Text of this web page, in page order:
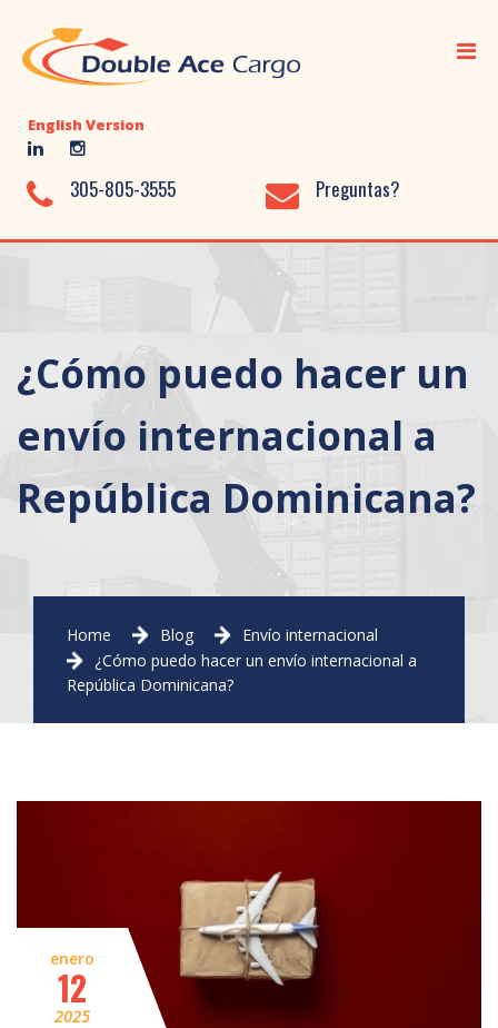
Inicio
Transporte Marítimo
Transporte Aéreo
Transporte Terrestre
Nosotros
English Version
305-805-3555 Preguntas?
¿Cómo puedo hacer un
envío internacional a
República Dominicana?
Home Blog
Envío internacional
¿Cómo puedo hacer un envío internacional a
República Dominicana?
enero
12
2025